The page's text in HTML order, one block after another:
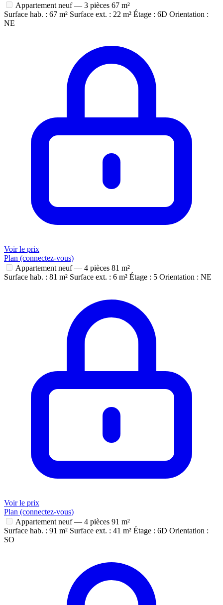
Appartement neuf — 3 pièces 67 m²
Surface hab. : 67 m² Surface ext. : 22 m² Étage : 6D Orientation :
NE
Voir le prix
Plan (connectez-vous)
Appartement neuf — 4 pièces 81 m²
Surface hab. : 81 m² Surface ext. : 6 m² Étage : 5 Orientation : NE
Voir le prix
Plan (connectez-vous)
Appartement neuf — 4 pièces 91 m²
Surface hab. : 91 m² Surface ext. : 41 m² Étage : 6D Orientation :
SO